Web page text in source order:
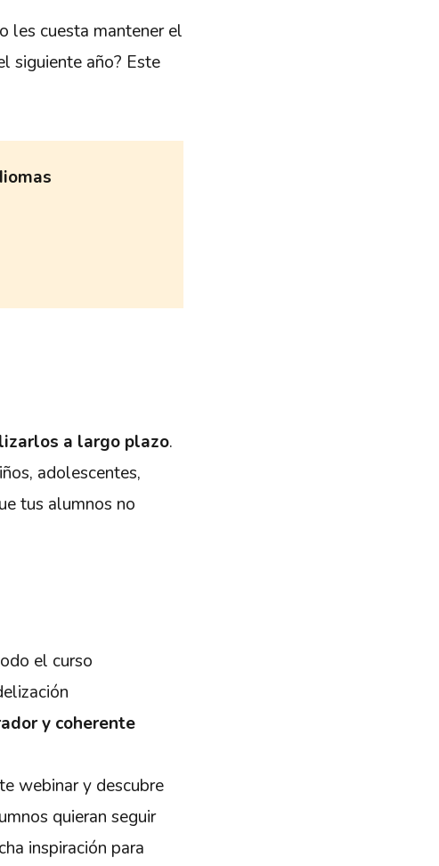
les cuesta mantener el
siguiente año? Este
a largo plazo.
adolescentes,
tus alumnos no
el curso
y coherente
webinar y descubre
quieran seguir
inspiración para